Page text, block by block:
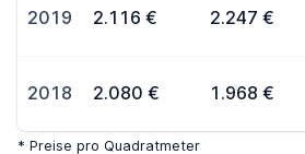
2019 2.116 € 2.247 €
2018 2.080 € 1.968 €
* Preise pro Quadratmeter